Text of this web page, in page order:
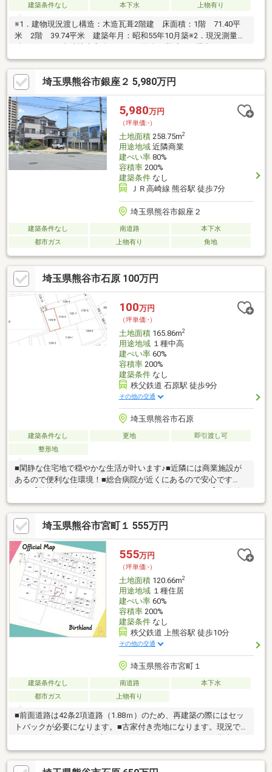
建築条件なし 本下水 上物有り
※1．建物現況渡し構造：木造瓦葺2階建 床面積：1階 71.40平
米 2階 39.74平米 建築年月：昭和55年10月築※2．現況測量面
積：168.19平米隣地未立会のため、面積が増減する場合がありま
す※3．前面道路のガス管はありませんが、北西隣接地前面道路付
近まで都市ガス管が埋設されていますセブンイレブン 熊谷宮本
町店まで約260ｍ熊谷市役所まで約1600ｍ
埼玉県熊谷市銀座２ 5,980万円
5,980万円
（坪単価:-）
土地面積258.75m2
用途地域近隣商業
建ぺい率80%
容積率200%
建築条件なし
ＪＲ高崎線 熊谷駅 徒歩7分
埼玉県熊谷市銀座２
建築条件なし 南道路
本下水
都市ガス
上物有り 角地
埼玉県熊谷市石原 100万円
100万円
（坪単価:-）
土地面積165.86m2
用途地域１種中高
建ぺい率60%
容積率200%
建築条件なし
秩父鉄道 石原駅 徒歩9分
その他の交通
埼玉県熊谷市石原
建築条件なし 更地
即引渡し可
整形地
■閑静な住宅地で穏やかな生活が叶います♪■近隣には商業施設が
あるので便利な住環境！■総合病院が近くにあるので安心です
の善し悪しは全て正直にお話しします。2.無理な売り込みや契約
の催促、突然の訪問等、しつこい営業は一切行いません。3.契約
したら終わりではなくお引き渡し後、お引越し後もお客様のパー
トナーであること。4.ウソやおとり広告は一切使いません。(デー
タ更新は迅速に行います。）5.お客様の個人情報は細心の注意を
払って取り扱いします。
埼玉県熊谷市宮町１ 555万円
555万円
（坪単価:-）
土地面積120.66m2
用途地域１種住居
建ぺい率60%
容積率200%
建築条件なし
秩父鉄道 上熊谷駅 徒歩10分
その他の交通
埼玉県熊谷市宮町１
建築条件なし 南道路
本下水
都市ガス
上物有り
■前面道路は42条2項道路（1.88ｍ）のため、再建築の際にはセッ
トバックが必要になります。■古家付き売地になります。現況で
ています。使用の際は再引込が必要になります。※費用負担は買
主様負担になります。■古家は昭和47年7月築の木造2階建て住宅